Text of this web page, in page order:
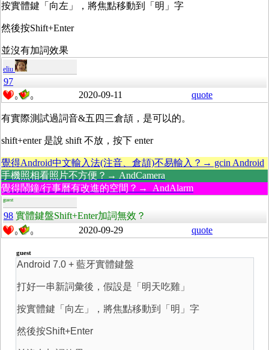
按實體鍵「向左」，將焦點移動到「明」字
然後按Shift+Enter
並沒有加詞效果
eliu
97
0 0 2020-09-11 quote
有實際測試過詞音&五四三倉頡，是可以的。
shift+enter 是說 shift 不放，按下 enter
覺得Android中文輸入法(注音、倉頡)不易輸入？→ gcin Android
手機照相看照片不方便？→ AndCamera
覺得鬧鐘/行事曆有改進的空間？→ AndAlarm
guest
98 實體鍵盤Shift+Enter加詞無效？
0 0 2020-09-29 quote
guest
Android 7.0 + 藍牙實體鍵盤
打好一串新詞彙後，假設是「明天吃雞」
按實體鍵「向左」，將焦點移動到「明」字
然後按Shift+Enter